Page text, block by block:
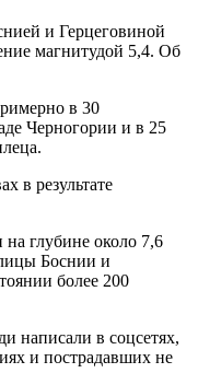
и Герцеговиной
магнитудой 5,4. Об
в 30
Черногории и в 25
в результате
глубине около 7,6
Боснии и
более 200
написали в соцсетях,
и пострадавших не